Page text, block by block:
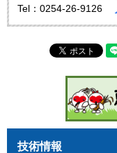
Tel：0254-26-9126
技術情報